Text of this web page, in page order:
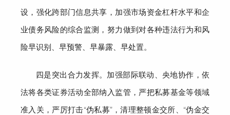
设，强化跨部门信息共享， 加强 市场资金杠杆水平和企
业债务 风险的综合监测，努力做到对各种违法行为和风
险早识别、早预警、早暴露、早处置。
四是突出合力发挥。 加强部际联动、央地协作，依
法将各类证券活动全部纳入监管，严把私募基金等领域
准入关，严厉打击“伪私募”，清理整顿金交所、“伪金交